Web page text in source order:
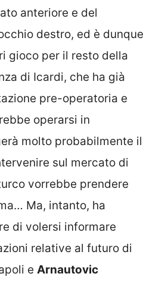
anteriore e del
destro, ed è dunque
gioco per il resto della
di Icardi, che ha già
pre-operatoria e
operarsi in
molto probabilmente il
sul mercato di
vorrebbe prendere
Ma, intanto, ha
di volersi informare
relative al futuro di
e Arnautovic